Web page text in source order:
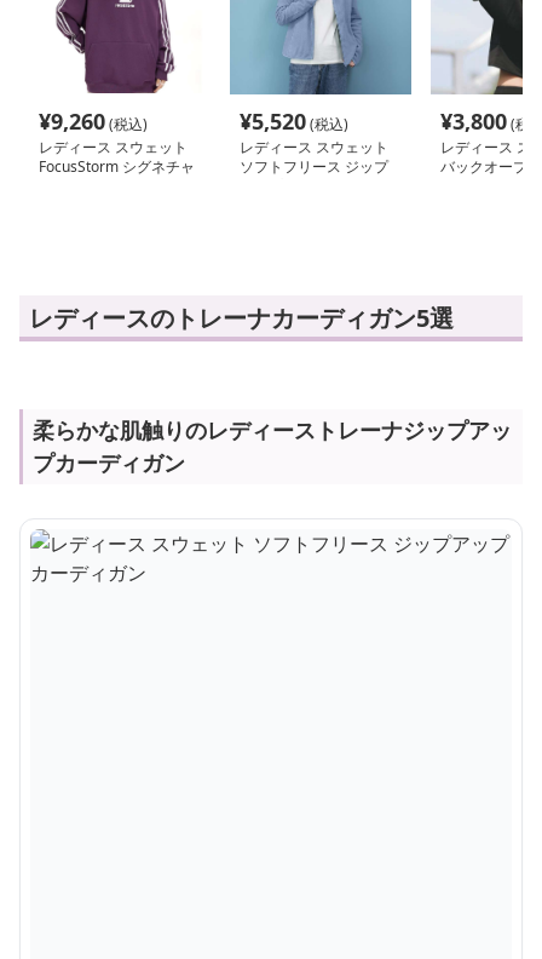
¥9,260(税込)
レディース スウェット
FocusStorm シグネチャ
¥5,520(税込)
レディース スウェット
ソフトフリース ジップ
¥3,800(税
レディース ス
バックオープ
レディースのトレーナカーディガン5選
柔らかな肌触りのレディーストレーナジップアッ
プカーディガン